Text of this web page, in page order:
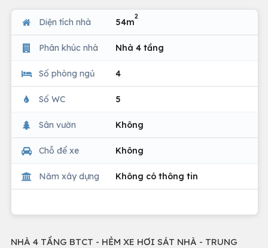
Diện tích nhà 54m
2
Phân khúc nhà Nhà 4 tầng
Số phòng ngủ 4
Số WC 5
Sân vườn Không
Chỗ để xe Không
Năm xây dựng Không có thông tin
NHÀ 4 TẦNG BTCT - HẺM XE HƠI SÁT NHÀ - TRUNG